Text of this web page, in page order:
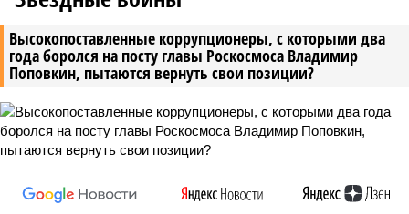
Высокопоставленные коррупционеры, с которыми два
года боролся на посту главы Роскосмоса Владимир
Поповкин, пытаются вернуть свои позиции?